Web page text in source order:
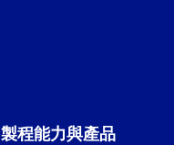
製程能力與產品